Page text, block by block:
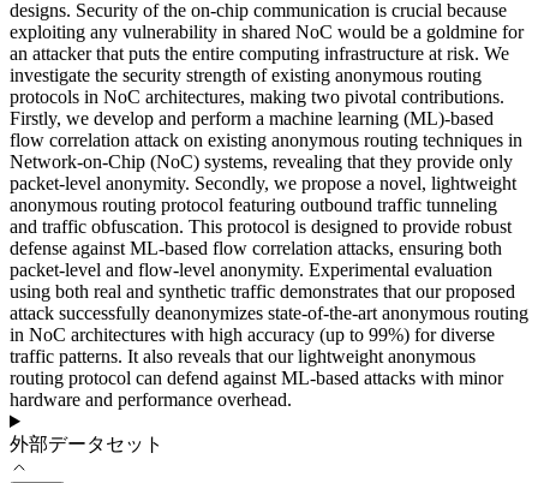
designs. Security of the on-chip communication is crucial because
exploiting any vulnerability in shared NoC would be a goldmine for
an attacker that puts the entire computing infrastructure at risk. We
investigate the security strength of existing anonymous routing
protocols in NoC architectures, making two pivotal contributions.
Firstly, we develop and perform a machine learning (ML)-based
flow correlation attack on existing anonymous routing techniques in
Network-on-Chip (NoC) systems, revealing that they provide only
packet-level anonymity. Secondly, we propose a novel, lightweight
anonymous routing protocol featuring outbound traffic tunneling
and traffic obfuscation. This protocol is designed to provide robust
defense against ML-based flow correlation attacks, ensuring both
packet-level and flow-level anonymity. Experimental evaluation
using both real and synthetic traffic demonstrates that our proposed
attack successfully deanonymizes state-of-the-art anonymous routing
in NoC architectures with high accuracy (up to 99%) for diverse
traffic patterns. It also reveals that our lightweight anonymous
routing protocol can defend against ML-based attacks with minor
hardware and performance overhead.
外部データセット